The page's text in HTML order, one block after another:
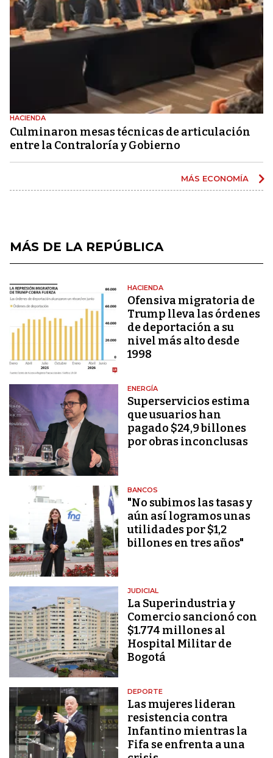
HACIENDA
Culminaron mesas técnicas de articulación
entre la Contraloría y Gobierno
MÁS ECONOMÍA
MÁS DE LA REPÚBLICA
HACIENDA
Ofensiva migratoria de
Trump lleva las órdenes
de deportación a su
nivel más alto desde
1998
ENERGÍA
Superservicios estima
que usuarios han
pagado $24,9 billones
por obras inconclusas
BANCOS
"No subimos las tasas y
aún así logramos unas
utilidades por $1,2
billones en tres años"
JUDICIAL
La Superindustria y
Comercio sancionó con
$1.774 millones al
Hospital Militar de
Bogotá
DEPORTE
Las mujeres lideran
resistencia contra
Infantino mientras la
Fifa se enfrenta a una